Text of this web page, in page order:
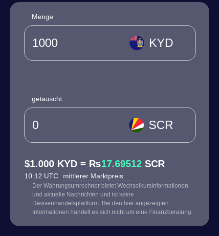
Menge
KYD
getauscht
SCR
$1.000 KYD = ₨17.69512 SCR
10:12 UTC mittlerer Marktpreis
Der Währungsumrechner bietet Wechselkursinformationen
und aktuelle Nachrichten und ist keine
Devisenhandelsplattform. Bei den hier angezeigten
Informationen handelt es sich nicht um eine Finanzberatung.